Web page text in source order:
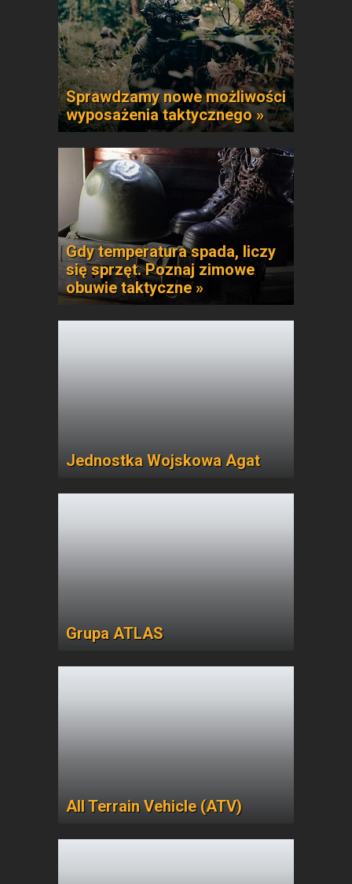
Sprawdzamy nowe możliwości
wyposażenia taktycznego »
Gdy temperatura spada, liczy
się sprzęt. Poznaj zimowe
obuwie taktyczne »
Jednostka Wojskowa Agat
Grupa ATLAS
All Terrain Vehicle (ATV)